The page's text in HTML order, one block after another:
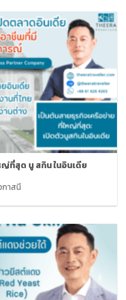
ญ่ที่สุด นู สกิน ในอินเดีย
กาสนี